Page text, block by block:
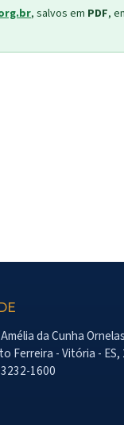
, salvos em PDF,
da Cunha
Ferreira - Vitória -
1600